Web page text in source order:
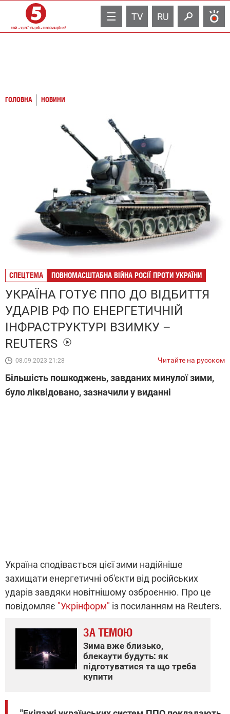
TV RU
ГОЛОВНА НОВИНИ
СПЕЦТЕМА ПОВНОМАСШТАБНА ВІЙНА РОСІЇ ПРОТИ УКРАЇНИ
УКРАЇНА ГОТУЄ ППО ДО ВІДБИТТЯ
УДАРІВ РФ ПО ЕНЕРГЕТИЧНІЙ
ІНФРАСТРУКТУРІ ВЗИМКУ –
REUTERS
08.09.2023 21:28 Читайте на русском
Більшість пошкоджень, завданих минулої зими,
було ліквідовано, зазначили у виданні
Україна сподівається цієї зими надійніше
захищати енергетичні об'єкти від російських
ударів завдяки новітнішому озброєнню. Про це
повідомляє "Укрінформ" із посиланням на Reuters.
ЗА ТЕМОЮ
Зима вже близько,
блекаути будуть: як
підготуватися та що треба
купити